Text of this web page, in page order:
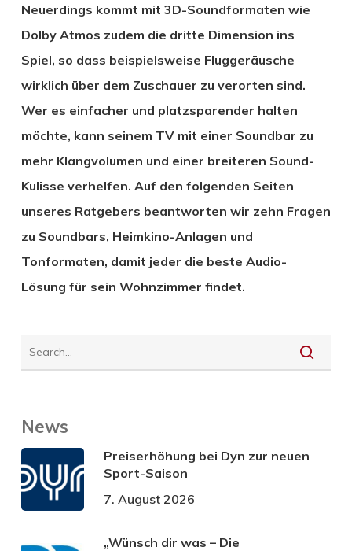
Neuerdings kommt mit 3D-Soundformaten wie
Dolby Atmos zudem die dritte Dimension ins
Spiel, so dass beispielsweise Fluggeräusche
wirklich über dem Zuschauer zu verorten sind.
Wer es einfacher und platzsparender halten
möchte, kann seinem TV mit einer Soundbar zu
mehr Klangvolumen und einer breiteren Sound-
Kulisse verhelfen. Auf den folgenden Seiten
unseres Ratgebers beantworten wir zehn Fragen
zu Soundbars, Heimkino-Anlagen und
Tonformaten, damit jeder die beste Audio-
Lösung für sein Wohnzimmer findet.
News
Preiserhöhung bei Dyn zur neuen
Sport-Saison
7. August 2026
„Wünsch dir was – Die